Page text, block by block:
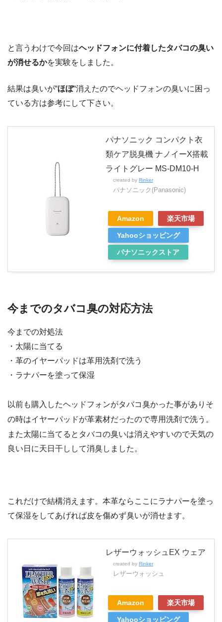
と言うわけで今回はヘッドフォンに付着したタバコの臭い
が消せるかを実験をしました。
結果は臭いが“ほぼ“消えたのでヘッドフォンの臭いに困っ
ている方は参考にして下さい。
パナソニック コンパクト衣
類ケア脱臭機 ナノイーX搭載
ライトグレー MS-DM10-H
created by Rinker
パナソニック(Panasonic)
Amazon 楽天市場
Yahooショッピング
パナソニックストア
今までのタバコ臭の対応方法
今までの対処法
・太陽に当てる
・革のイヤーパッドは革用洗剤で洗う
・ラナパーを塗って保湿
以前も購入したヘッドフォンがタバコ臭かった事がありそ
の時はイヤーパッドが革素材だったので専用洗剤で洗う。
また太陽に当てるとタバコの臭いは消えやすいので天気の
良い日に天日干しして消臭しました。
これだけで結構消えます。本革ならここにラナパーを塗っ
て保湿をしてあげれば皮を傷めず臭いが消せます。
レザーウォッシュEX ウェア
created by Rinker
レザーウォッシュ
Amazon 楽天市場
Yahooショッピング